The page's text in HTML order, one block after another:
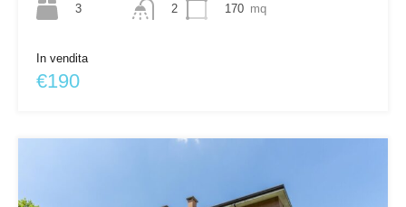
3
2
170 mq
In vendita
€190